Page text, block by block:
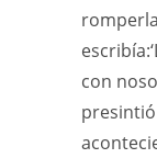
con